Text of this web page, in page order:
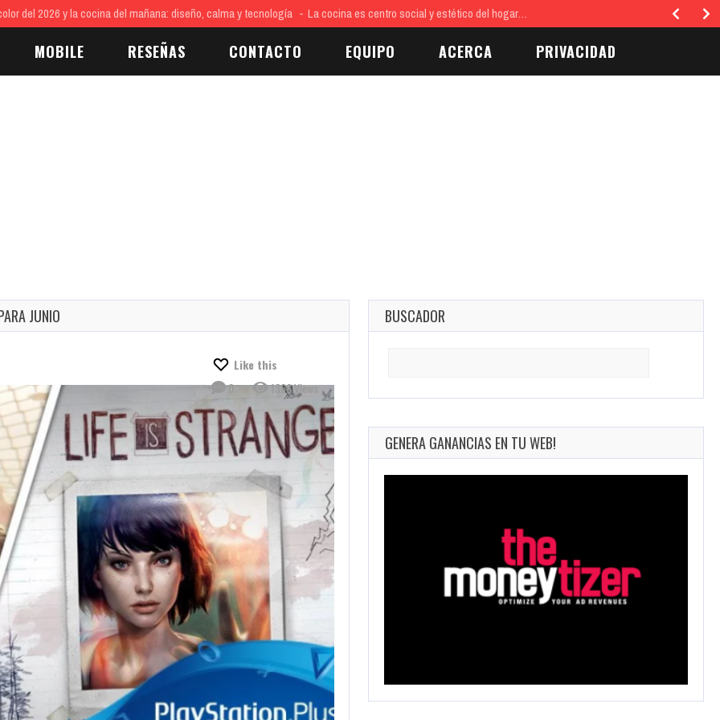
2026 y la cocina del mañana: diseño, calma y tecnología La cocina es centro social y estético del hogar…
MOBILE RESEÑAS CONTACTO EQUIPO ACERCA PRIVACIDAD
JUNIO
Like this
0
1366 Views
BUSCADOR
GENERA GANANCIAS EN TU WEB!